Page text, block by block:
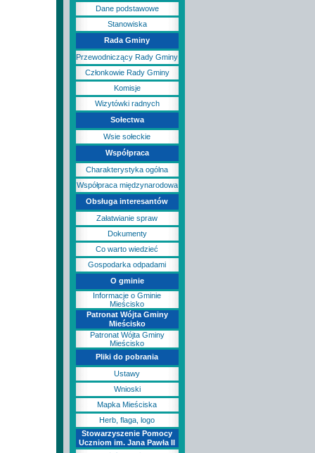
Dane podstawowe
Stanowiska
Rada Gminy
Przewodniczący Rady Gminy
Członkowie Rady Gminy
Komisje
Wizytówki radnych
Sołectwa
Wsie sołeckie
Współpraca
Charakterystyka ogólna
Współpraca międzynarodowa
Obsługa interesantów
Załatwianie spraw
Dokumenty
Co warto wiedzieć
Gospodarka odpadami
O gminie
Informacje o Gminie
Mieścisko
Patronat Wójta Gminy
Mieścisko
Patronat Wójta Gminy
Mieścisko
Pliki do pobrania
Ustawy
Wnioski
Mapka Mieściska
Herb, flaga, logo
Stowarzyszenie Pomocy
Uczniom im. Jana Pawła II